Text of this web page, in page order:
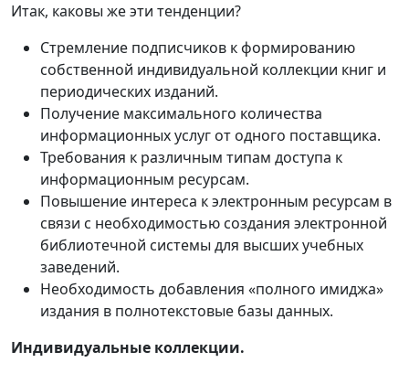
Итак, каковы же эти тенденции?
Стремление подписчиков к формированию
собственной индивидуальной коллекции книг и
периодических изданий.
Получение максимального количества
информационных услуг от одного поставщика.
Требования к различным типам доступа к
информационным ресурсам.
Повышение интереса к электронным ресурсам в
связи с необходимостью создания электронной
библиотечной системы для высших учебных
заведений.
Необходимость добавления «полного имиджа»
издания в полнотекстовые базы данных.
Индивидуальные коллекции.